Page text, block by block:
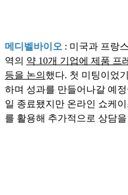
메디벨바이오 : 미국과 프랑
역의 약 10개 기업에 제품 프
등을 논의 했다. 첫 미팅이었
하며 성과를 만들어나갈 예
일 종료됐지만 온라인 쇼케
를 활용해 추가적으로 상담